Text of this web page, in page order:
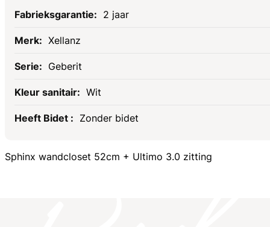
Specificaties
2 jaar
Xellanz
Geberit
Wit
Zonder bidet
Sphinx wandcloset 52cm + Ultimo 3.0 zitting